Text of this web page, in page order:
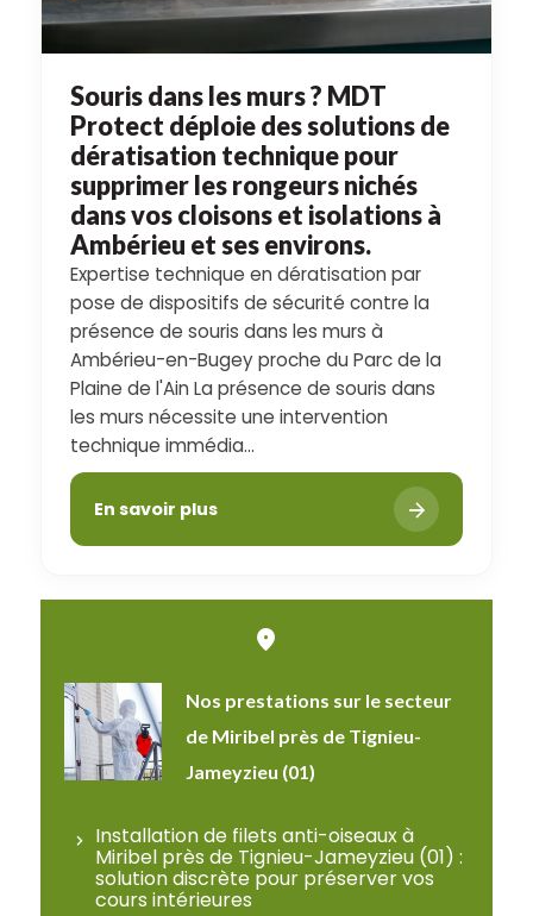
Souris dans les murs ? MDT
Protect déploie des solutions de
dératisation technique pour
supprimer les rongeurs nichés
dans vos cloisons et isolations à
Ambérieu et ses environs.
Expertise technique en dératisation par
pose de dispositifs de sécurité contre la
présence de souris dans les murs à
Ambérieu-en-Bugey proche du Parc de la
Plaine de l'Ain La présence de souris dans
les murs nécessite une intervention
technique immédia...
En savoir plus
Nos prestations sur le secteur
de Miribel près de Tignieu-
Jameyzieu (01)
Installation de filets anti-oiseaux à
Miribel près de Tignieu-Jameyzieu (01) :
solution discrète pour préserver vos
cours intérieures